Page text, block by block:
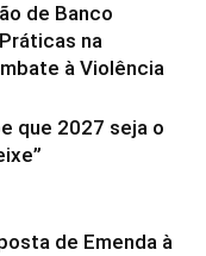
de Banco
na
à Violência
que 2027 seja o
de Emenda à